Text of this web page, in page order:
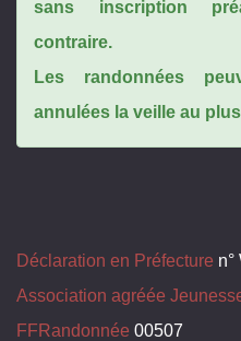
sans inscription
contraire.
Les randonnées
annulées la veille au
Déclaration en Préfecture n°
Association agréée
FFRandonnée 00507